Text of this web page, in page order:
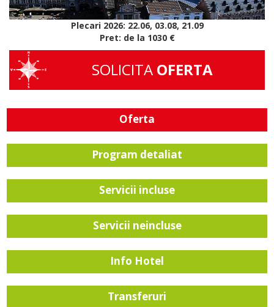
Plecari 2026: 22.06, 03.08, 21.09
Pret: de la 1030 €
SOLICITA OFERTA
Oferta
Program detaliat
Servicii incluse
Servicii neincluse
Info Hotel
Transferuri